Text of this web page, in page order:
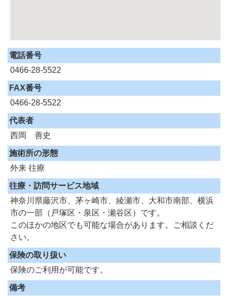
電話番号
0466-28-5522
FAX番号
0466-28-5522
代表者
西岡 善史
施術所の形態
外来 往療
往療・訪問サービス地域
神奈川県藤沢市、茅ヶ崎市、綾瀬市、大和市南部、横浜
市の一部（戸塚区・泉区・瀬谷区）です。
このほかの地区でも可能な場合があります。ご相談くだ
さい。
保険の取り扱い
保険のご利用が可能です。
備考